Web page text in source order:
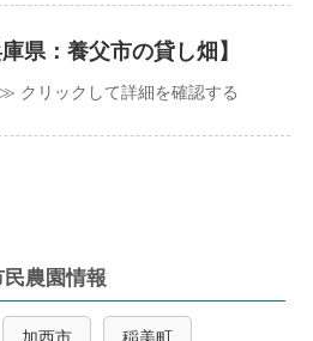
県：養父市の貸し畑】
クリックして詳細を確認する
農園情報